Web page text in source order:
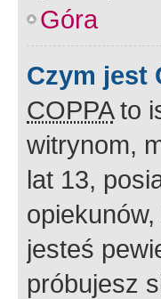
Góra
Czym jest
COPPAto
witrynom,
lat 13,
jesteś
próbujesz